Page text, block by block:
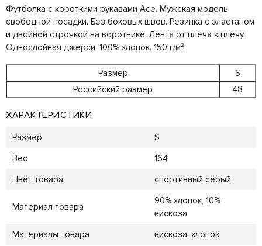
Футболка с короткими рукавами Ace. Мужская модель
свободной посадки. Без боковых швов. Резинка с эластаном
и двойной строчкой на воротнике. Лента от плеча к плечу.
Однослойная джерси, 100% хлопок. 150 г/м².
Размер
S
Российский размер
48
ХАРАКТЕРИСТИКИ
Размер
S
Вес
164
Цвет товара
спортивный серый
Материал товара
90% хлопок, 10%
вискоза
Материалы товара
вискоза, хлопок